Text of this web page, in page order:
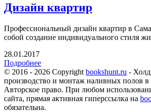
Дизайн квартир
Профессиональный дизайн квартир в
собой создание индивидуального стиля
28.01.2017
Подробнее
© 2016 - 2026 Copyright bookshunt.ru -
производство и монтаж наливных полов в
Авторское право. При любом
сайта, прямая активная гиперссылка на
обязательна.